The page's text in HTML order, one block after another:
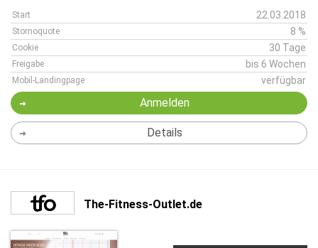
Start 22.03.2018
Stornoquote 8 %
Cookie 30 Tage
Freigabe bis 6 Wochen
Mobil-Landingpage verfügbar
Anmelden
Details
The-Fitness-Outlet.de